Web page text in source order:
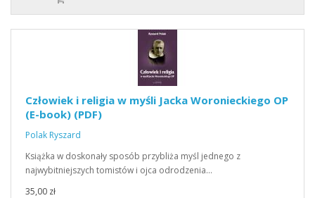
Człowiek i religia w myśli Jacka Woronieckiego OP
(E-book) (PDF)
Polak Ryszard
Książka w doskonały sposób przybliża myśl jednego z
najwybitniejszych tomistów i ojca odrodzenia…
35,00 zł